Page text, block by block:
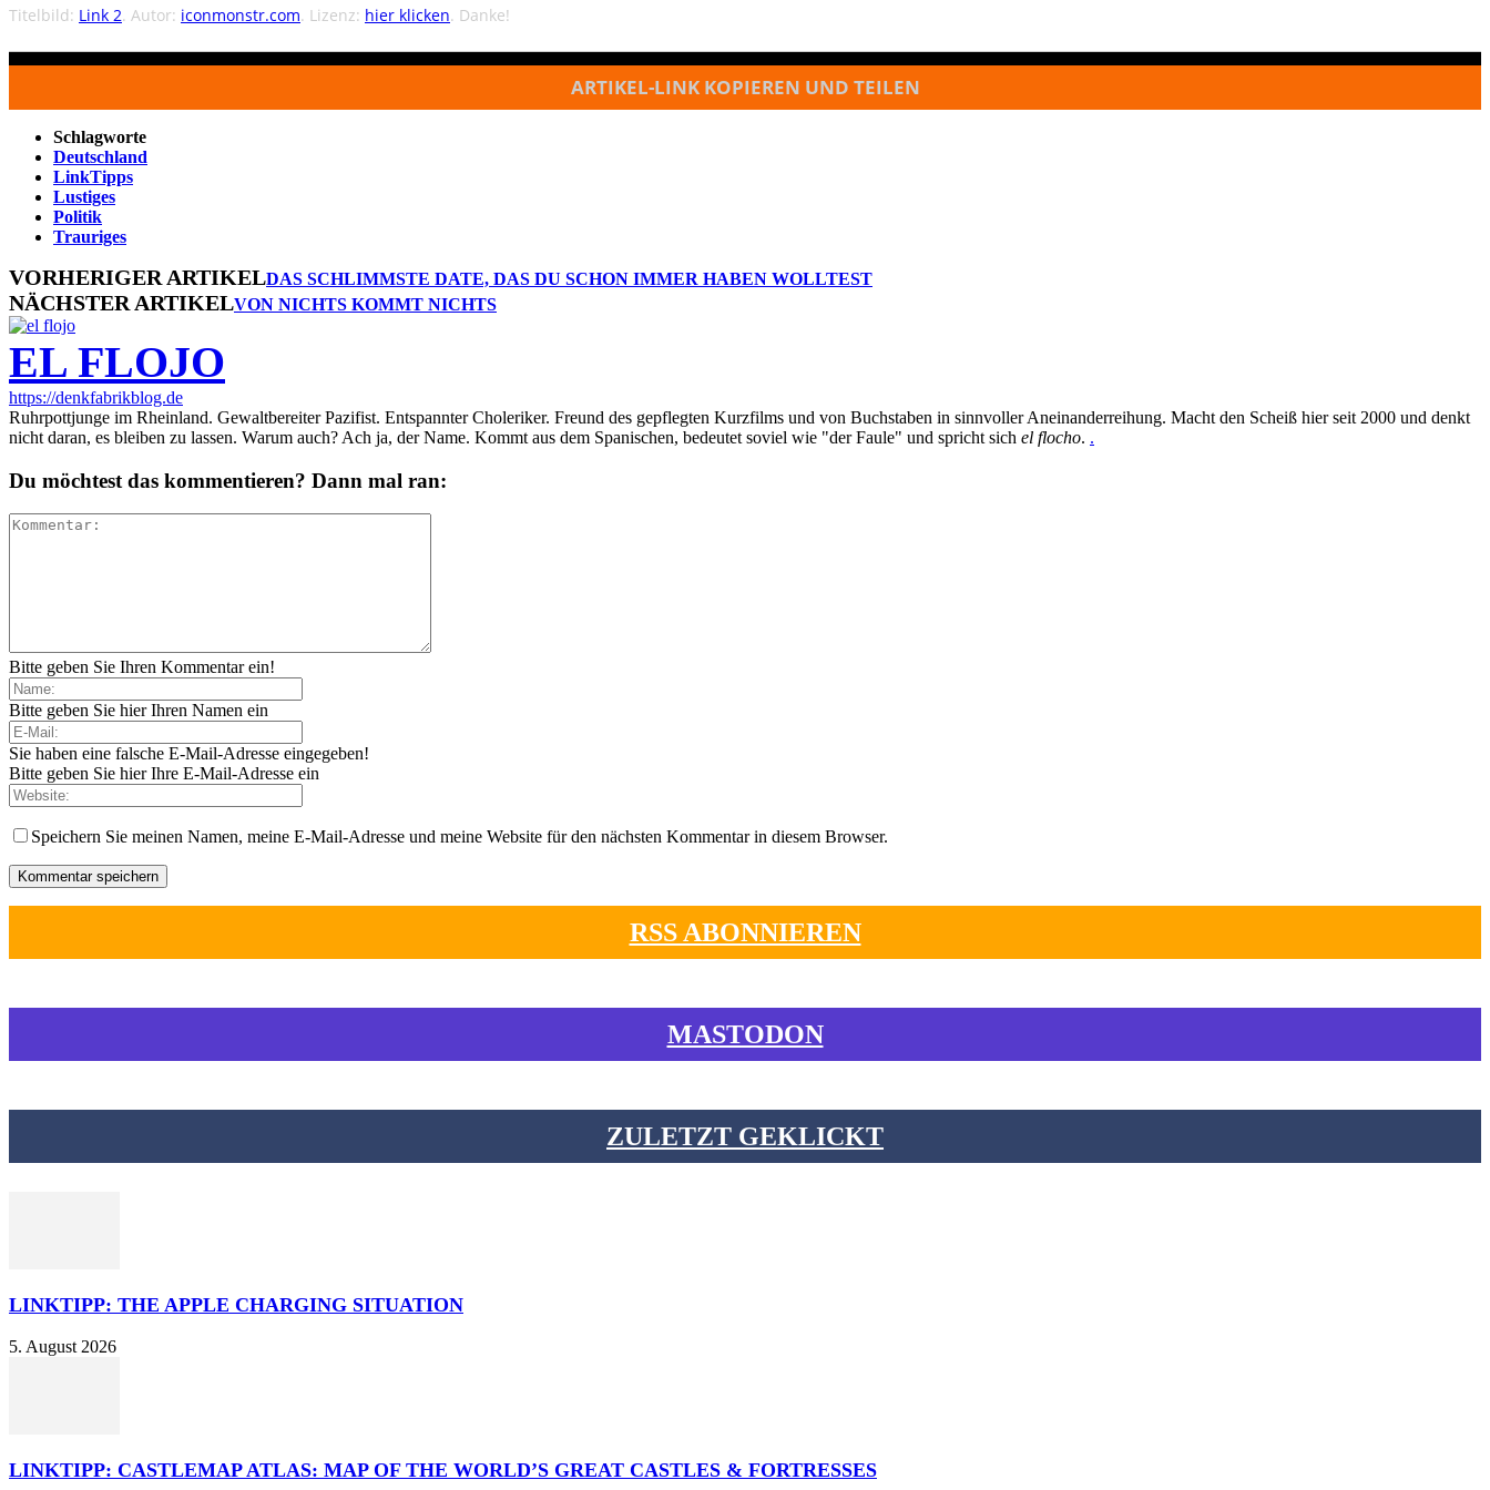
Titelbild: Link 2. Autor: iconmonstr.com. Lizenz: hier klicken. Danke!
ARTIKEL-LINK KOPIEREN UND TEILEN
Schlagworte
Deutschland
LinkTipps
Lustiges
Politik
Trauriges
VORHERIGER ARTIKELDAS SCHLIMMSTE DATE, DAS DU SCHON IMMER HABEN WOLLTEST
NÄCHSTER ARTIKELVON NICHTS KOMMT NICHTS
EL FLOJO
https://denkfabrikblog.de
Ruhrpottjunge im Rheinland. Gewaltbereiter Pazifist. Entspannter Choleriker. Freund des gepflegten Kurzfilms und von Buchstaben in sinnvoller Aneinanderreihung. Macht den Scheiß hier seit 2000 und denkt
nicht daran, es bleiben zu lassen. Warum auch? Ach ja, der Name. Kommt aus dem Spanischen, bedeutet soviel wie "der Faule" und spricht sich el flocho. .
Du möchtest das kommentieren? Dann mal ran:
Bitte geben Sie Ihren Kommentar ein!
Bitte geben Sie hier Ihren Namen ein
Sie haben eine falsche E-Mail-Adresse eingegeben!
Bitte geben Sie hier Ihre E-Mail-Adresse ein
Speichern Sie meinen Namen, meine E-Mail-Adresse und meine Website für den nächsten Kommentar in diesem Browser.
RSS ABONNIEREN
MASTODON
ZULETZT GEKLICKT
LINKTIPP: THE APPLE CHARGING SITUATION
5. August 2026
LINKTIPP: CASTLEMAP ATLAS: MAP OF THE WORLD’S GREAT CASTLES & FORTRESSES